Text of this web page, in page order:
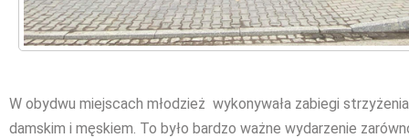
W obydwu miejscach młodzież wykonywała zabiegi
damskim i męskiem. To było bardzo ważne wydarzenie